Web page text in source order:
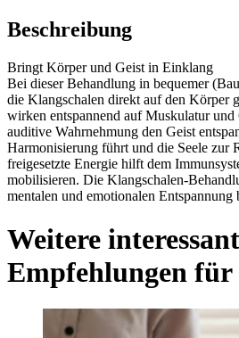
Beschreibung
Bringt Körper und Geist in Einklang
Bei dieser Behandlung in bequemer
die Klangschalen direkt auf den Körper
wirken entspannend auf Muskulatur
auditive Wahrnehmung den Geist
Harmonisierung führt und die Seele zur
freigesetzte Energie hilft dem
mobilisieren. Die Klangschalen-
mentalen und emotionalen Entspannung
Weitere
Empfehlungen für